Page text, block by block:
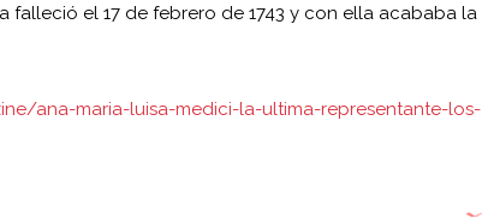
falleció el 17 de febrero de 1743 y con ella acababa la
ana-maria-luisa-medici-la-ultima-representante-los-